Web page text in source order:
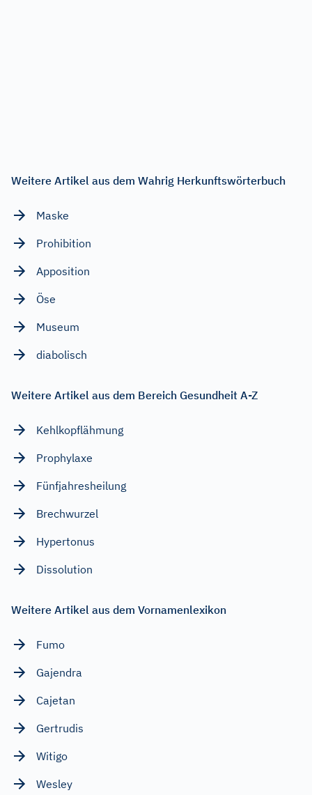
Weitere Artikel aus dem Wahrig Herkunftswörterbuch
Maske
Prohibition
Apposition
Öse
Museum
diabolisch
Weitere Artikel aus dem Bereich Gesundheit A-Z
Kehlkopflähmung
Prophylaxe
Fünfjahresheilung
Brechwurzel
Hypertonus
Dissolution
Weitere Artikel aus dem Vornamenlexikon
Fumo
Gajendra
Cajetan
Gertrudis
Witigo
Wesley